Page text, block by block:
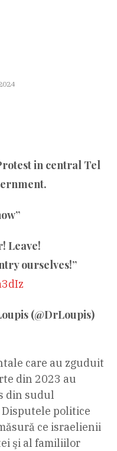
in central Tel
Leave!
ourselves!”
(@DrLoupis)
care au zguduit
din 2023 au
din sudul
politice
ce israelienii
şi al familiilor